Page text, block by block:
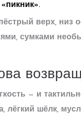
верх, низ
сумками
— и
лёгкий шёлк,